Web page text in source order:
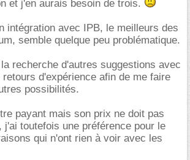
et j'en aurais besoin de trois.
intégration avec IPB, le meilleurs des
semble quelque peu problématique.
recherche d'autres suggestions avec
d'expérience afin de me faire
possibilités.
payant mais son prix ne doit pas
j'ai toutefois une préférence pour le
qui n'ont rien à voir avec les